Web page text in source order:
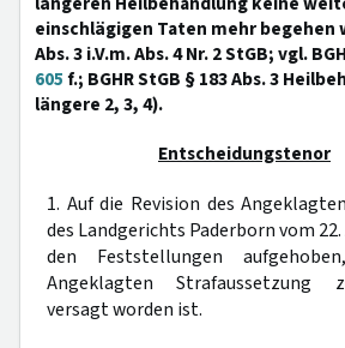
einschlägigen Taten mehr begehen
Abs. 3 i.V.m. Abs. 4 Nr. 2 StGB; vgl. BGH
605f.; BGHR StGB § 183 Abs. 3
längere 2, 3, 4).
Entscheidungstenor
1. Auf die Revision des
des Landgerichts Paderborn vom
den Feststellungen
Angeklagten Strafaussetzung
versagt worden ist.